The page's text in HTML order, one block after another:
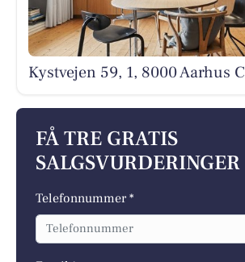
Kystvejen 59, 1, 8000 Aarhus C
FÅ TRE GRATIS
SALGSVURDERINGER
Telefonnummer *